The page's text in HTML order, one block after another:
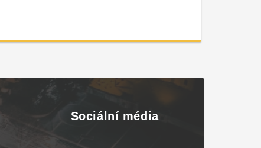
Sociální média